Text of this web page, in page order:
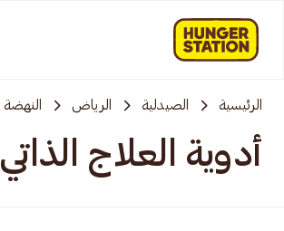
الرئيسية الصيدلية الرياض النهضة
أدوية العلاج الذاتي